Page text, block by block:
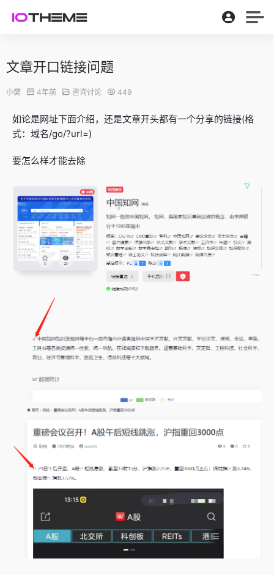
文章开口链接问题
小樊 4年前 咨询讨论 449
如论是网址下面介绍，还是文章开头都有一个分享的链接(格
式：域名/go/?url=)
要怎么样才能去除